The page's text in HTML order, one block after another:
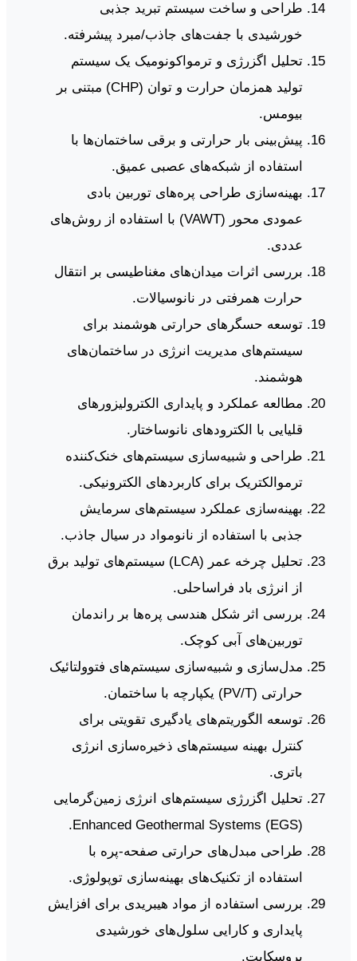
طراحی و ساخت سیستم تبرید جذبی
خورشیدی با جفت‌های جاذب/مبرد پیشرفته.
تحلیل اگزرژی و ترمواکونومیک یک سیستم
تولید همزمان حرارت و توان (CHP) مبتنی بر
بیومس.
پیش‌بینی بار حرارتی و برقی ساختمان‌ها با
استفاده از شبکه‌های عصبی عمیق.
بهینه‌سازی طراحی پره‌های توربین بادی
عمودی محور (VAWT) با استفاده از روش‌های
عددی.
بررسی اثرات میدان‌های مغناطیسی بر انتقال
حرارت همرفتی در نانوسیالات.
توسعه حسگرهای حرارتی هوشمند برای
سیستم‌های مدیریت انرژی در ساختمان‌های
هوشمند.
مطالعه عملکرد و پایداری الکترولیزورهای
قلیایی با الکترودهای نانوساختار.
طراحی و شبیه‌سازی سیستم‌های خنک‌کننده
ترموالکتریک برای کاربردهای الکترونیکی.
بهینه‌سازی عملکرد سیستم‌های سرمایش
جذبی با استفاده از نانومواد در سیال جاذب.
تحلیل چرخه عمر (LCA) سیستم‌های تولید برق
از انرژی باد فراساحلی.
بررسی اثر شکل هندسی پره‌ها بر راندمان
توربین‌های آبی کوچک.
مدل‌سازی و شبیه‌سازی سیستم‌های فتوولتائیک
حرارتی (PV/T) یکپارچه با ساختمان.
توسعه الگوریتم‌های یادگیری تقویتی برای
کنترل بهینه سیستم‌های ذخیره‌سازی انرژی
باتری.
تحلیل اگزرژی سیستم‌های انرژی زمین‌گرمایی
Enhanced Geothermal Systems (EGS).
طراحی مبدل‌های حرارتی صفحه-پره با
استفاده از تکنیک‌های بهینه‌سازی توپولوژی.
بررسی استفاده از مواد هیبریدی برای افزایش
پایداری و کارایی سلول‌های خورشیدی
پروسکایت.